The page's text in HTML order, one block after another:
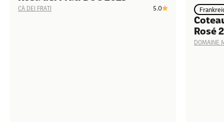
CÀ DEI FRATI 5.0
Rosé
DOMAINE